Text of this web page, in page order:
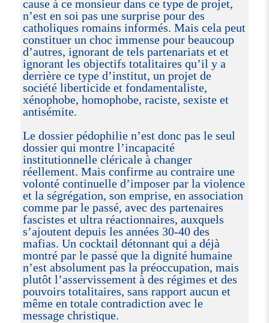
cause à ce monsieur dans ce type de projet,
n’est en soi pas une surprise pour des
catholiques romains informés. Mais cela peut
constituer un choc immense pour beaucoup
d’autres, ignorant de tels partenariats et et
ignorant les objectifs totalitaires qu’il y a
derrière ce type d’institut, un projet de
société liberticide et fondamentaliste,
xénophobe, homophobe, raciste, sexiste et
antisémite.
Le dossier pédophilie n’est donc pas le seul
dossier qui montre l’incapacité
institutionnelle cléricale à changer
réellement. Mais confirme au contraire une
volonté continuelle d’imposer par la violence
et la ségrégation, son emprise, en association
comme par le passé, avec des partenaires
fascistes et ultra réactionnaires, auxquels
s’ajoutent depuis les années 30-40 des
mafias. Un cocktail détonnant qui a déjà
montré par le passé que la dignité humaine
n’est absolument pas la préoccupation, mais
plutôt l’asservissement à des régimes et des
pouvoirs totalitaires, sans rapport aucun et
même en totale contradiction avec le
message christique.